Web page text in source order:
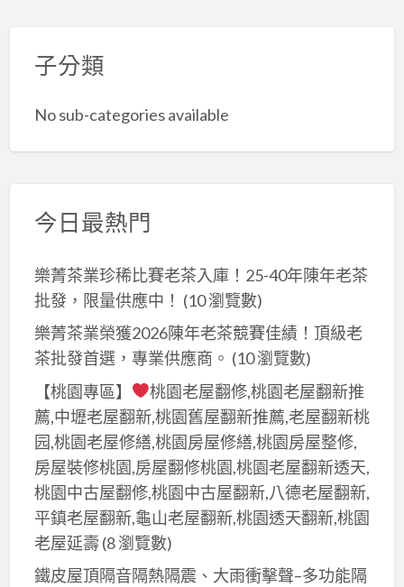
保！子分類
No sub-categories available
今日最熱門
樂菁茶業珍稀比賽老茶入庫！25-40年陳年老茶
批發，限量供應中！ (10 瀏覽數)
樂菁茶業榮獲2026陳年老茶競賽佳績！頂級老
茶批發首選，專業供應商。 (10 瀏覽數)
【桃園專區】
桃園老屋翻修,桃園老屋翻新推
薦,中壢老屋翻新,桃園舊屋翻新推薦,老屋翻新桃
园,桃園老屋修繕,桃園房屋修繕,桃園房屋整修,
房屋裝修桃園,房屋翻修桃園,桃園老屋翻新透天,
桃園中古屋翻修,桃園中古屋翻新,八德老屋翻新,
平鎮老屋翻新,龜山老屋翻新,桃園透天翻新,桃園
老屋延壽(8 瀏覽數)
鐵皮屋頂隔音隔熱隔震、大雨衝擊聲–多功能隔